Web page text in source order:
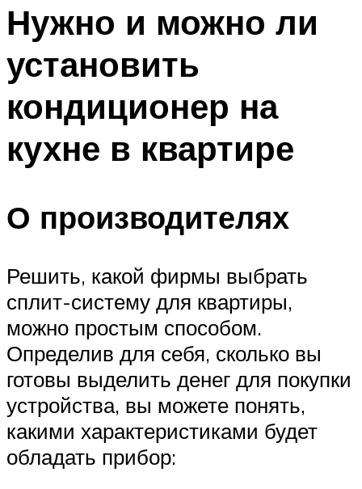
Меню
Нужно и можно ли
установить
кондиционер на
кухне в квартире
О производителях
Решить, какой фирмы выбрать
сплит-систему для квартиры,
можно простым способом.
Определив для себя, сколько вы
готовы выделить денег для покупки
устройства, вы можете понять,
какими характеристиками будет
обладать прибор: